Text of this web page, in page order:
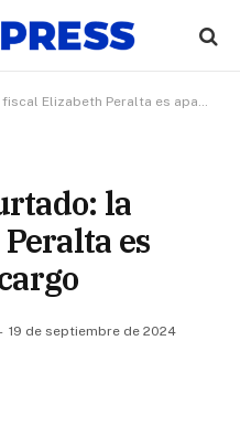
Peralta es apartada de su cargo
la
es
19 de septiembre de 2024